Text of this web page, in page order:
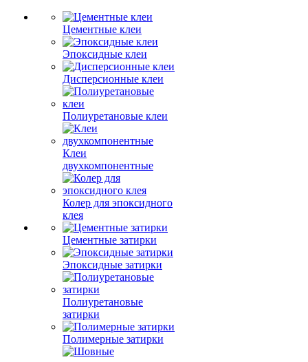
Цементные клеи
Эпоксидные клеи
Дисперсионные клеи
Полиуретановые клеи
Клеи
двухкомпонентные
Колер для эпоксидного
клея
Цементные затирки
Эпоксидные затирки
Полиуретановые
затирки
Полимерные затирки